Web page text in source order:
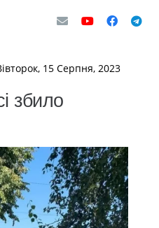
15 Серпня, 2023
збило